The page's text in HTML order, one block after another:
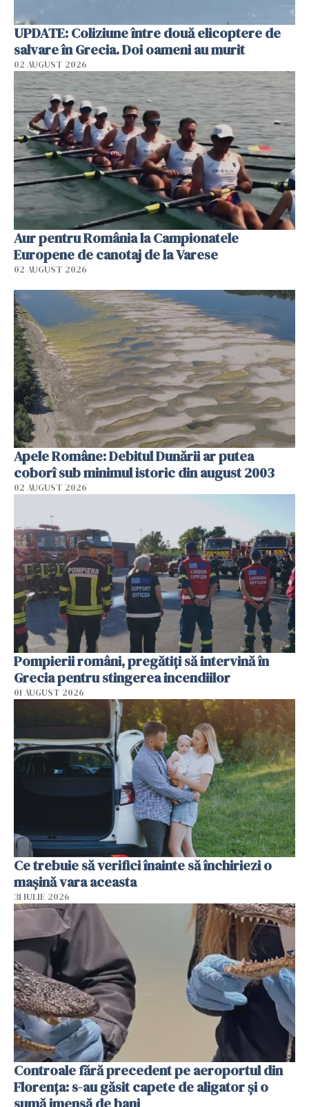
UPDATE: Coliziune între două elicoptere de
salvare în Grecia. Doi oameni au murit
02 AUGUST 2026
Aur pentru România la Campionatele
Europene de canotaj de la Varese
02 AUGUST 2026
Apele Române: Debitul Dunării ar putea
coborî sub minimul istoric din august 2003
02 AUGUST 2026
Pompierii români, pregătiţi să intervină în
Grecia pentru stingerea incendiilor
01 AUGUST 2026
Ce trebuie să verifici înainte să închiriezi o
mașină vara aceasta
31 IULIE 2026
Controale fără precedent pe aeroportul din
Florența: s-au găsit capete de aligator și o